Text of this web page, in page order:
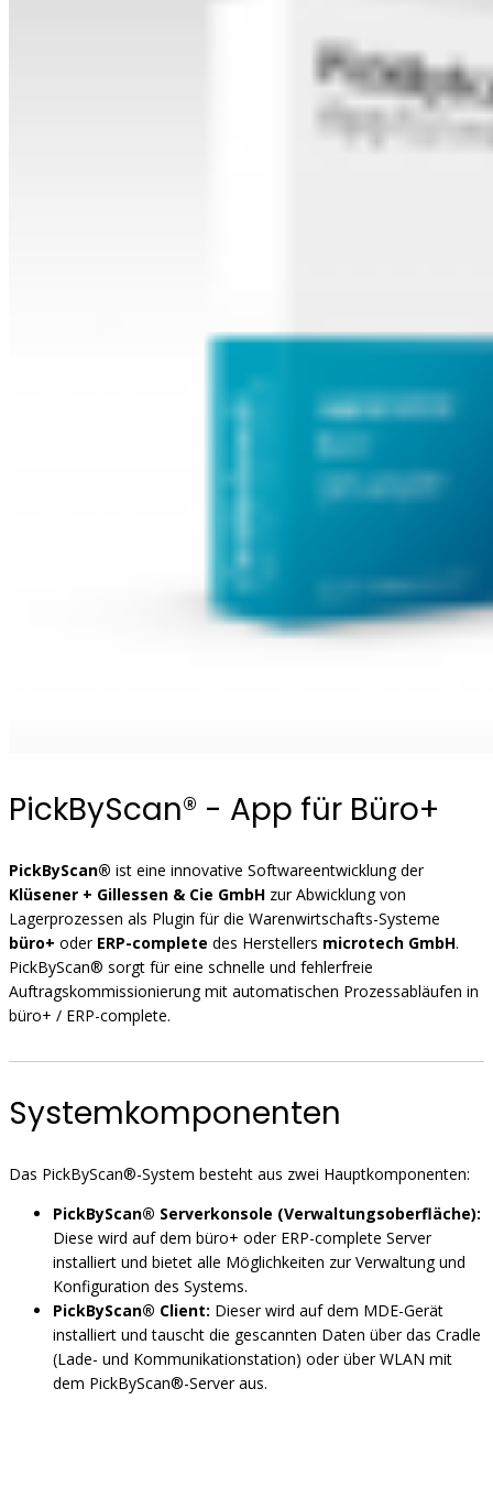
PickByScan® - App für Büro+
PickByScan® ist eine innovative Softwareentwicklung der
Klüsener + Gillessen & Cie GmbH zur Abwicklung von
Lagerprozessen als Plugin für die Warenwirtschafts-Systeme
büro+ oder ERP-complete des Herstellers microtech GmbH.
PickByScan® sorgt für eine schnelle und fehlerfreie
Auftragskommissionierung mit automatischen Prozessabläufen in
büro+ / ERP-complete.
Systemkomponenten
Das PickByScan®-System besteht aus zwei Hauptkomponenten:
PickByScan® Serverkonsole (Verwaltungsoberfläche):
Diese wird auf dem büro+ oder ERP-complete Server
installiert und bietet alle Möglichkeiten zur Verwaltung und
Konfiguration des Systems.
PickByScan® Client: Dieser wird auf dem MDE-Gerät
installiert und tauscht die gescannten Daten über das Cradle
(Lade- und Kommunikationstation) oder über WLAN mit
dem PickByScan®-Server aus.